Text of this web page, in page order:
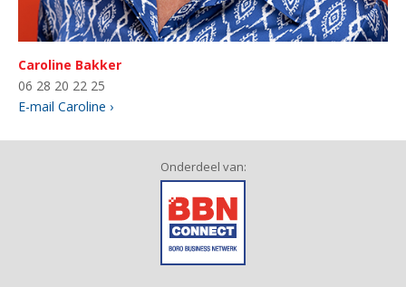
Caroline Bakker
06 28 20 22 25
E-mail Caroline ›
Onderdeel van: